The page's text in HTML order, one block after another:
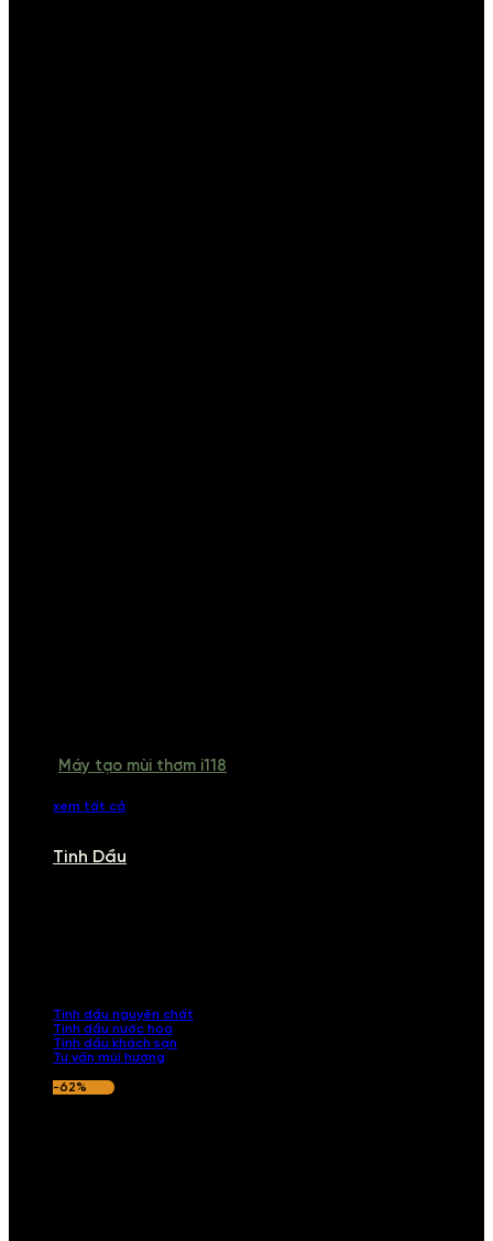
Máy tạo mùi thơm i118
xem tất cả
Tinh Dầu
Tinh dầu nguyên chất
Tinh dầu nước hoa
Tinh dầu khách sạn
Tư vấn mùi hương
-62%